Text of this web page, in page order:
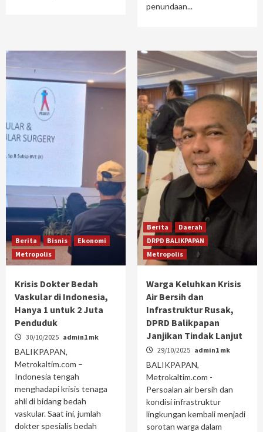
penundaan...
Berita Bisnis
Ekonomi
Metropolis
Krisis Dokter Bedah
Vaskular di Indonesia,
Hanya 1 untuk 2 Juta
Penduduk
30/10/2025 admin1 mk
BALIKPAPAN,
Metrokaltim.com –
Indonesia tengah
menghadapi krisis tenaga
ahli di bidang bedah
vaskular. Saat ini, jumlah
dokter spesialis bedah
Berita
Daerah
DRPD BALIKPAPAN
Metropolis
Warga Keluhkan Krisis
Air Bersih dan
Infrastruktur Rusak,
DPRD Balikpapan
Janjikan Tindak Lanjut
29/10/2025 admin1 mk
BALIKPAPAN,
Metrokaltim.com -
Persoalan air bersih dan
kondisi infrastruktur
lingkungan kembali menjadi
sorotan warga dalam